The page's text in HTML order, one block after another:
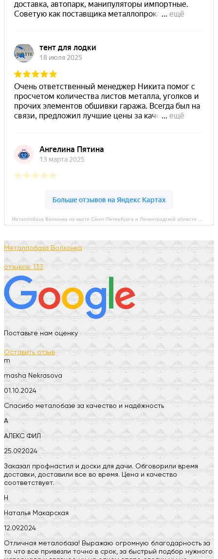
Металлобаза Волхонка на карте Санкт‑Петербурга и Ленинградской области — Яндекс Карты
Металлобаза Волхонка
отзывов: 133
Поставьте нам оценку
Оставить отзыв
m
masha Nekrasova
01.10.2024
Спасибо металобазе за качество и надёжность
А
АЛЕКС ФИЛ
25.09.2024
Заказал профнастил и доски для дачи. Обговорили время
доставки, доставили все во время. Цена и качество
соответствует.
Н
Наталья Макарская
12.09.2024
Отличная металобаза! Выражаю огромную благодарность за
то что все привезли точно в срок, за быстрый подбор нужного